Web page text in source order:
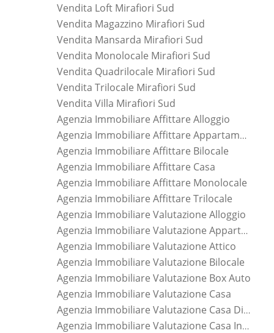
Vendita Loft Mirafiori Sud
Vendita Magazzino Mirafiori Sud
Vendita Mansarda Mirafiori Sud
Vendita Monolocale Mirafiori Sud
Vendita Quadrilocale Mirafiori Sud
Vendita Trilocale Mirafiori Sud
Vendita Villa Mirafiori Sud
Agenzia Immobiliare Affittare Alloggio
Agenzia Immobiliare Affittare Appartamento
Agenzia Immobiliare Affittare Bilocale
Agenzia Immobiliare Affittare Casa
Agenzia Immobiliare Affittare Monolocale
Agenzia Immobiliare Affittare Trilocale
Agenzia Immobiliare Valutazione Alloggio
Agenzia Immobiliare Valutazione Appartamento
Agenzia Immobiliare Valutazione Attico
Agenzia Immobiliare Valutazione Bilocale
Agenzia Immobiliare Valutazione Box Auto
Agenzia Immobiliare Valutazione Casa
Agenzia Immobiliare Valutazione Casa Di Nuova Costruzione
Agenzia Immobiliare Valutazione Casa Indipendente